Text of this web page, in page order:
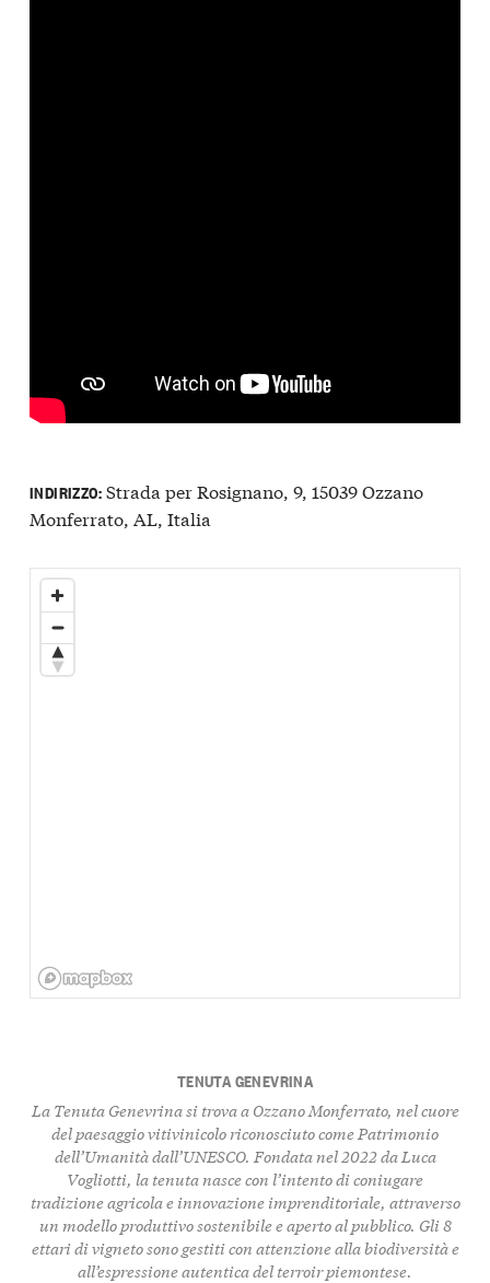
INDIRIZZO:Strada per Rosignano, 9, 15039 Ozzano
Monferrato, AL, Italia
TENUTA GENEVRINA
La Tenuta Genevrina si trova a Ozzano Monferrato, nel cuore
del paesaggio vitivinicolo riconosciuto come Patrimonio
dell’Umanità dall’UNESCO. Fondata nel 2022 da Luca
Vogliotti, la tenuta nasce con l’intento di coniugare
tradizione agricola e innovazione imprenditoriale, attraverso
un modello produttivo sostenibile e aperto al pubblico. Gli 8
ettari di vigneto sono gestiti con attenzione alla biodiversità e
all’espressione autentica del terroir piemontese.